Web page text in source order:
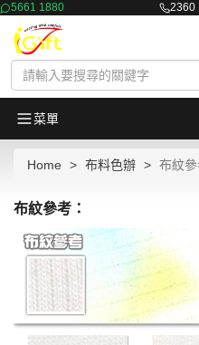
5661 1880 2360
菜單
Home 布料色辦 布紋
布紋參考：